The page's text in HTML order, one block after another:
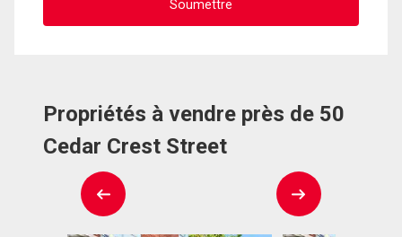
Propriétés à vendre près de 50
Cedar Crest Street